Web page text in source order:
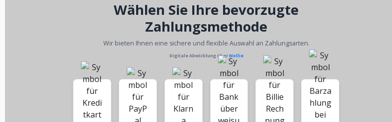
Wählen Sie Ihre bevorzugte
Zahlungsmethode
Wir bieten Ihnen eine sichere und flexible Auswahl an Zahlungsarten.
Digitale Abwicklung überMollie